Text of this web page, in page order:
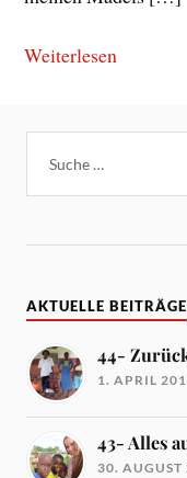
Weiterlesen
AKTUELLE BEITRÄGE
44-
1. APRIL
43- Alles
30. AUGUST